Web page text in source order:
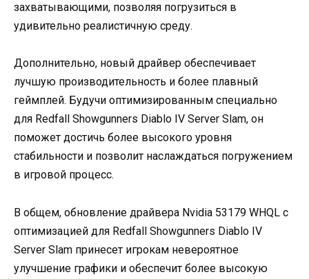
захватывающими, позволяя погрузиться в
удивительно реалистичную среду.
Дополнительно, новый драйвер обеспечивает
лучшую производительность и более плавный
геймплей. Будучи оптимизированным специально
для Redfall Showgunners Diablo IV Server Slam, он
поможет достичь более высокого уровня
стабильности и позволит наслаждаться погружением
в игровой процесс.
В общем, обновление драйвера Nvidia 53179 WHQL с
оптимизацией для Redfall Showgunners Diablo IV
Server Slam принесет игрокам невероятное
улучшение графики и обеспечит более высокую